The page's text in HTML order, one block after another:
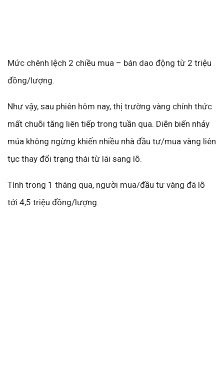
Mức chênh lệch 2 chiều mua – bán dao động từ 2 triệu
đồng/lượng.
Như vậy, sau phiên hôm nay, thị trường vàng chính thức
mất chuỗi tăng liên tiếp trong tuần qua. Diễn biến nhảy
múa không ngừng khiến nhiều nhà đầu tư/mua vàng liên
tục thay đổi trạng thái từ lãi sang lỗ.
Tính trong 1 tháng qua, người mua/đầu tư vàng đã lỗ
tới 4,5 triệu đồng/lượng.